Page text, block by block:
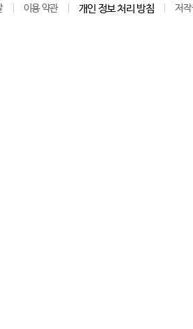
이용 약관 개인 정보 처리 방침 저